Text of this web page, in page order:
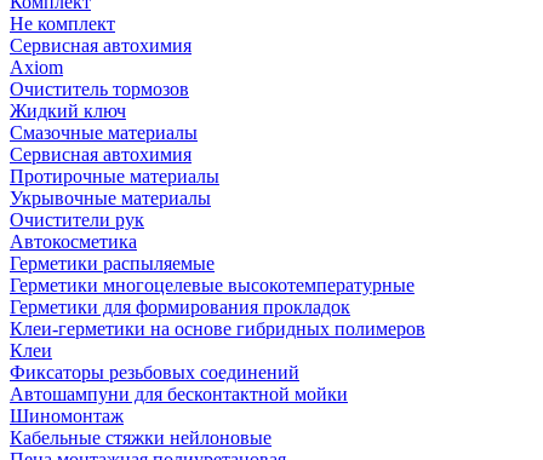
Не комплект
Сервисная автохимия
Axiom
Очиститель тормозов
Жидкий ключ
Смазочные материалы
Сервисная автохимия
Протирочные материалы
Укрывочные материалы
Очистители рук
Автокосметика
Герметики распыляемые
Герметики многоцелевые высокотемпературные
Герметики для формирования прокладок
Клеи-герметики на основе гибридных полимеров
Клеи
Фиксаторы резьбовых соединений
Автошампуни для бесконтактной мойки
Шиномонтаж
Кабельные стяжки нейлоновые